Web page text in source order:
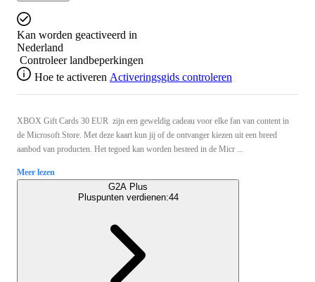
Kan worden geactiveerd in
Nederland
Controleer landbeperkingen
Hoe te activeren Activeringsgids controleren
XBOX Gift Cards 30 EUR zijn een geweldig cadeau voor elke fan van content in
de Microsoft Store. Met deze kaart kun jij of de ontvanger kiezen uit een breed
aanbod van producten. Het tegoed kan worden besteed in de Micr ...
Meer lezen
G2A Plus
Pluspunten verdienen:44